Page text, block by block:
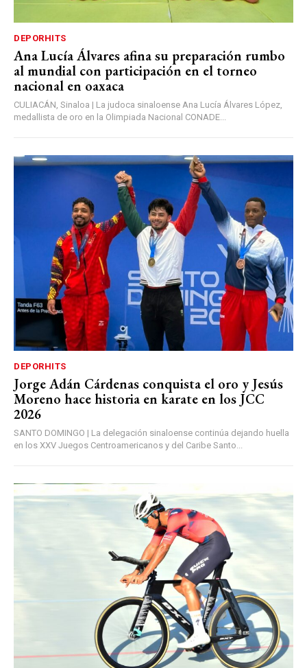
DEPORHITS
Ana Lucía Álvares afina su preparación rumbo
al mundial con participación en el torneo
nacional en oaxaca
CULIACÁN, Sinaloa | La judoca sinaloense Ana Lucía Álvares López,
medallista de oro en la Olimpiada Nacional CONADE...
DEPORHITS
Jorge Adán Cárdenas conquista el oro y Jesús
Moreno hace historia en karate en los JCC
2026
SANTO DOMINGO | La delegación sinaloense continúa dejando huella
en los XXV Juegos Centroamericanos y del Caribe Santo...